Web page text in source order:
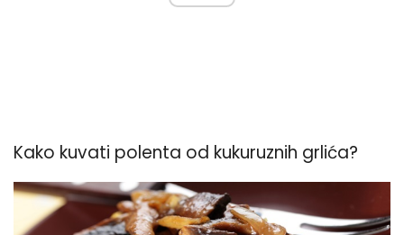
Kako kuvati polenta od kukuruznih grlića?